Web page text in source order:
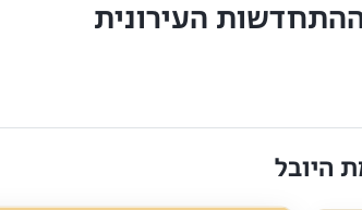
העירונית
היובל